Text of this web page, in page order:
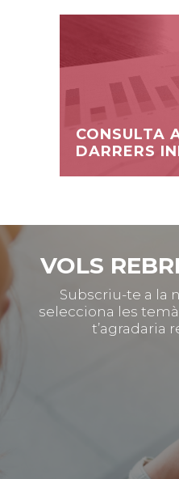
CONSULTA
DARRERS
VOLS
Subscriu-te a la
selecciona les
t’agradaria